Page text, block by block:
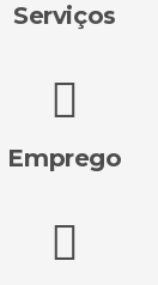
Serviços
Emprego